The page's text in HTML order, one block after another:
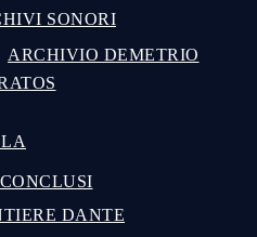
SONORI
ARCHIVIO DEMETRIO
DANTE